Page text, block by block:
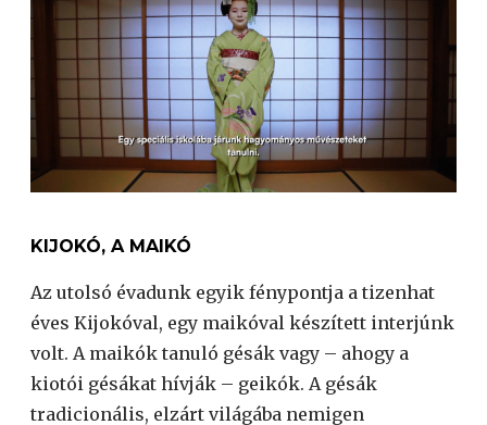
KIJOKÓ, A MAIKÓ
Az utolsó évadunk egyik fénypontja a tizenhat
éves Kijokóval, egy maikóval készített interjúnk
volt. A maikók tanuló gésák vagy – ahogy a
kiotói gésákat hívják – geikók. A gésák
tradicionális, elzárt világába nemigen